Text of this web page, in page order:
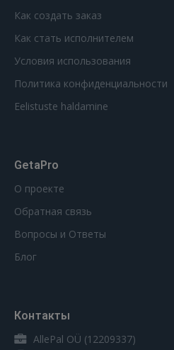
Как создать заказ
Как стать исполнителем
Условия использования
Политика конфиденциальности
Eelistuste haldamine
GetaPro
О проекте
Обратная связь
Вопросы и Ответы
Блог
Контакты
AllePal OÜ (12209337)